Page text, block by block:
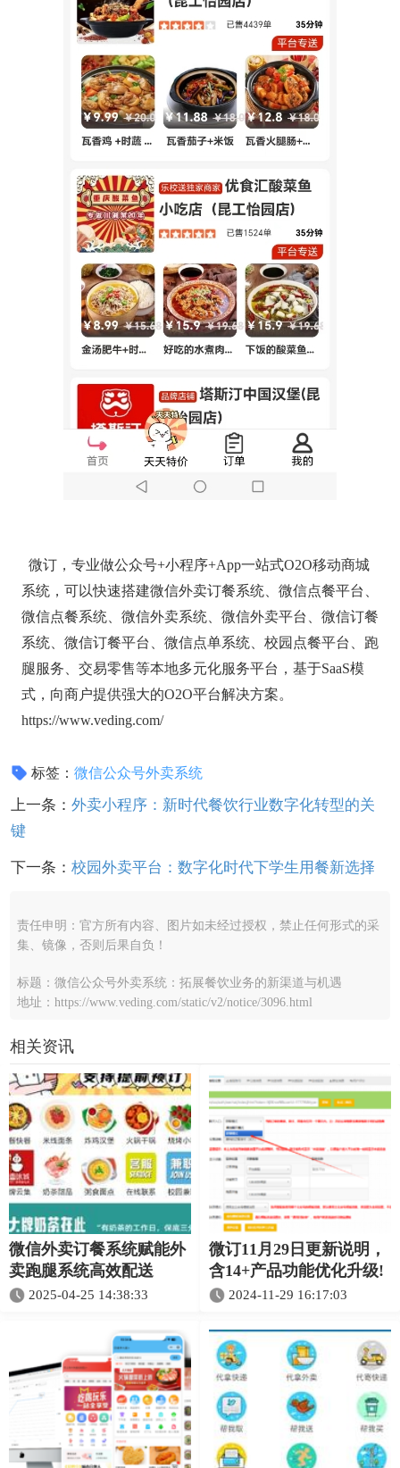
微订，专业做公众号+小程序+App一站式O2O移动商城
系统，可以快速搭建微信外卖订餐系统、微信点餐平台、
微信点餐系统、微信外卖系统、微信外卖平台、微信订餐
系统、微信订餐平台、微信点单系统、校园点餐平台、跑
腿服务、交易零售等本地多元化服务平台，基于SaaS模
式，向商户提供强大的O2O平台解决方案。
https://www.veding.com/
标签：微信公众号外卖系统
上一条： 外卖小程序：新时代餐饮行业数字化转型的关
键
下一条： 校园外卖平台：数字化时代下学生用餐新选择
责任申明：官方所有内容、图片如未经过授权，禁止任何形式的采
集、镜像，否则后果自负！
标题：微信公众号外卖系统：拓展餐饮业务的新渠道与机遇
地址：https://www.veding.com/static/v2/notice/3096.html
相关资讯
微信外卖订餐系统赋能外
卖跑腿系统高效配送​
2025-04-25 14:38:33
微订11月29日更新说明，
含14+产品功能优化升级!
2024-11-29 16:17:03